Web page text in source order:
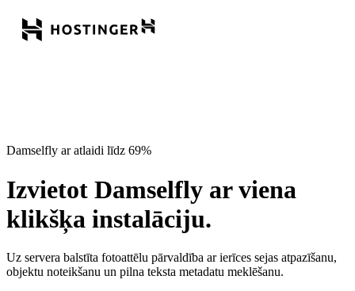
Damselfly ar atlaidi līdz 69%
Izvietot Damselfly ar viena
klikšķa instalāciju.
Uz servera balstīta fotoattēlu pārvaldība ar ierīces sejas atpazīšanu,
objektu noteikšanu un pilna teksta metadatu meklēšanu.